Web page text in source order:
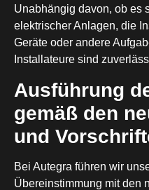
Unabhängig davon, ob es
elektrischer Anlagen, die
Geräte oder andere
Installateure sind
Ausführung
gemäß den
und
Bei Autegra führen wir
Übereinstimmung mit den